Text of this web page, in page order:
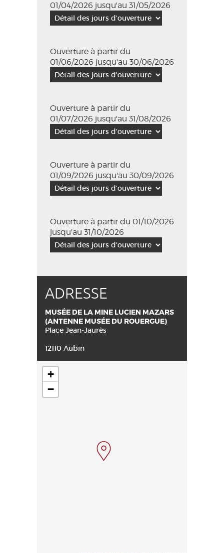
01/04/2026 jusqu'au 31/05/2026
Ouverture à partir du
01/06/2026 jusqu'au 30/06/2026
Ouverture à partir du
01/07/2026 jusqu'au 31/08/2026
Ouverture à partir du
01/09/2026 jusqu'au 30/09/2026
Ouverture à partir du 01/10/2026
jusqu'au 31/10/2026
ADRESSE
MUSÉE DE LA MINE LUCIEN MAZARS
(ANTENNE MUSÉE DU ROUERGUE)
Place Jean-Jaurès
12110 Aubin
+
−